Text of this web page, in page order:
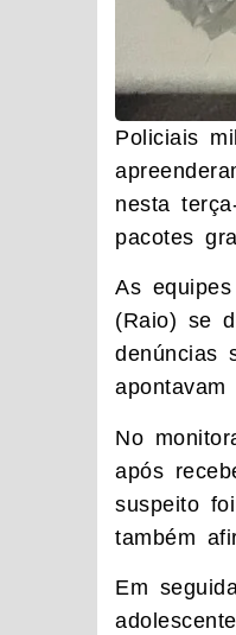
Policiais
nesta
pacotes
As
(Raio) se
denúncias
No
após
suspeito
também
Em